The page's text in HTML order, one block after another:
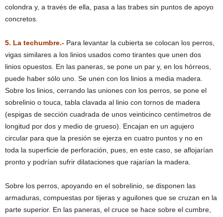
colondra y, a través de ella, pasa a las trabes sin puntos de apoyo
concretos.
5. La techumbre.- Para levantar la cubierta se colocan los perros,
vigas similares a los linios usados como tirantes que unen dos
linios opuestos. En las paneras, se pone un par y, en los hórreos,
puede haber sólo uno. Se unen con los linios a media madera.
Sobre los linios, cerrando las uniones con los perros, se pone el
sobrelinio o touca, tabla clavada al linio con tornos de madera
(espigas de sección cuadrada de unos veinticinco centímetros de
longitud por dos y medio de grueso). Encajan en un agujero
circular para que la presión se ejerza en cuatro puntos y no en
toda la superficie de perforación, pues, en este caso, se aflojarían
pronto y podrían sufrir dilataciones que rajarían la madera.
Sobre los perros, apoyando en el sobrelinio, se disponen las
armaduras, compuestas por tijeras y aguilones que se cruzan en la
parte superior. En las paneras, el cruce se hace sobre el cumbre,